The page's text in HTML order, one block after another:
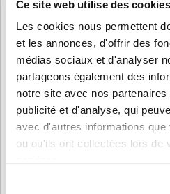
Ce site web utilise des cookies.
Les cookies nous permettent
et les annonces, d'offrir des
médias sociaux et d'analyser
partageons également des
notre site avec nos
publicité et d'analyse, qui
avec d'autres informations
ou qu'ils ont collectées lors de
Batterie de secours Nice PS124
Prix
63,50 €
52,92 €
111,76 €